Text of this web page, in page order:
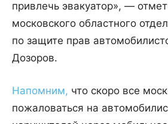
привлечь эвакуатор», —
московского областного
по защите прав
Дозоров.
Напомним, что скоро все
пожаловаться на